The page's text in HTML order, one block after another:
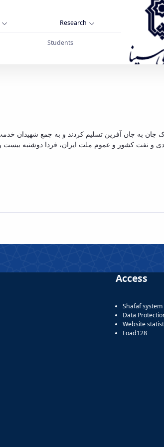
Research
Students
Access
Shafaf system
Data
Website
Foad128